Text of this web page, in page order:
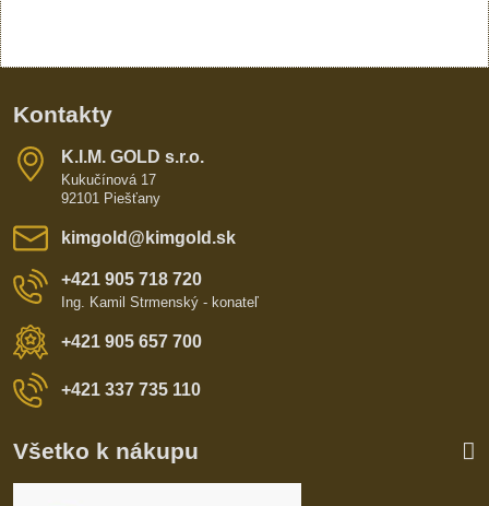
Kontakty
K​​.I​​.M​​. GOLD s​​.r​​.o​​.
Kukučínová 17
92101 Piešťany
kimgold​@kimgold​.sk
+421 905 718 720
Ing. Kamil Strmenský - konateľ
+421 905 657 700
+421 337 735 110
Všetko k nákupu